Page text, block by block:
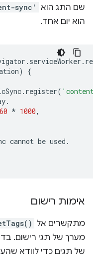
שם התג הוא
sync'
הוא יום אחד.
. serviceWorker .
)
{
. register(
.
60 * 1000,
cannot be used .
אימות רישום
מתקשרים אל
מערך של תגי רישום.
של תגים כדי לוודא